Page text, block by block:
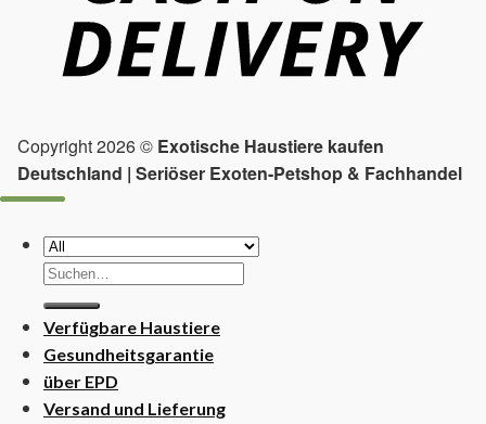
Copyright 2026 © Exotische Haustiere kaufen
Deutschland | Seriöser Exoten-Petshop & Fachhandel
Suchen
nach:
Verfügbare Haustiere
Gesundheitsgarantie
über EPD
Versand und Lieferung